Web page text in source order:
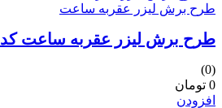
طرح برش لیزر عقربه ساعت
طرح برش لیزر عقربه ساعت کد 10
(0)
0 تومان
افزودن